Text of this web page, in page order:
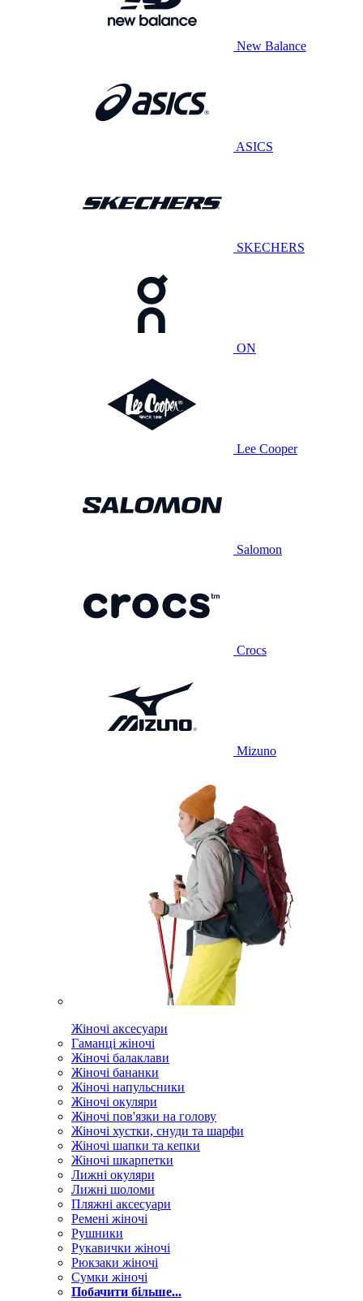
New Balance
ASICS
SKECHERS
ON
Lee Cooper
Salomon
Crocs
Mizuno
Жіночі аксесуари
Гаманці жіночі
Жіночі балаклави
Жіночі бананки
Жіночі напульсники
Жіночі окуляри
Жіночі пов'язки на голову
Жіночі хустки, снуди та шарфи
Жіночі шапки та кепки
Жіночі шкарпетки
Лижні окуляри
Лижні шоломи
Пляжні аксесуари
Ремені жіночі
Рушники
Рукавички жіночі
Рюкзаки жіночі
Сумки жіночі
Побачити більше...